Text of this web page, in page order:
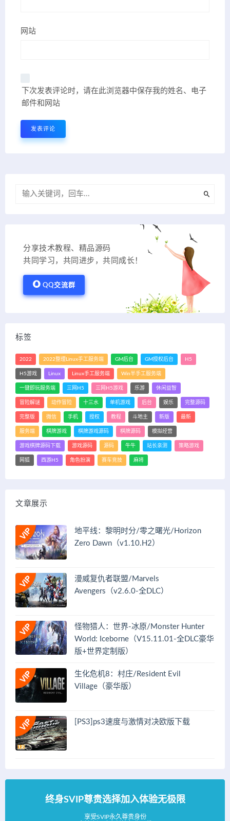
网站
下次发表评论时，请在此浏览器中保存我的姓名、电子
邮件和网站
分享技术教程、精品源码
共同学习，共同进步，共同成长！
QQ交流群
标签
2022 2022整理Linux手工服务端 GM后台 GM授权后台 H5
H5游戏 Linux Linux手工服务端 Win半手工服务端
一键即玩服务端 三网H5 三网H5游戏 乐游 休闲益智
冒险解谜 动作冒险 十三水 单机游戏 后台 娱乐 完整源码
完整版 微信 手机 授权 教程 斗地主 新版 最新
服务端 棋牌游戏 棋牌游戏源码 棋牌源码 模拟经营
游戏棋牌源码下载 游戏源码 源码 牛牛 站长亲测 策略游戏
网狐 西游H5 角色扮演 赛车竞技 麻将
文章展示
地平线：黎明时分/零之曙光/Horizon
Zero Dawn（v1.10.H2）
漫威复仇者联盟/Marvels
Avengers（v2.6.0-全DLC）
怪物猎人：世界-冰原/Monster Hunter
World: Iceborne（V15.11.01-全DLC豪华
版+世界定制版）
生化危机8：村庄/Resident Evil
Village（豪华版）
[PS3]ps3速度与激情对决欧版下载
终身SVIP尊贵选择加入体验无极限
享受SVIP永久尊贵身份